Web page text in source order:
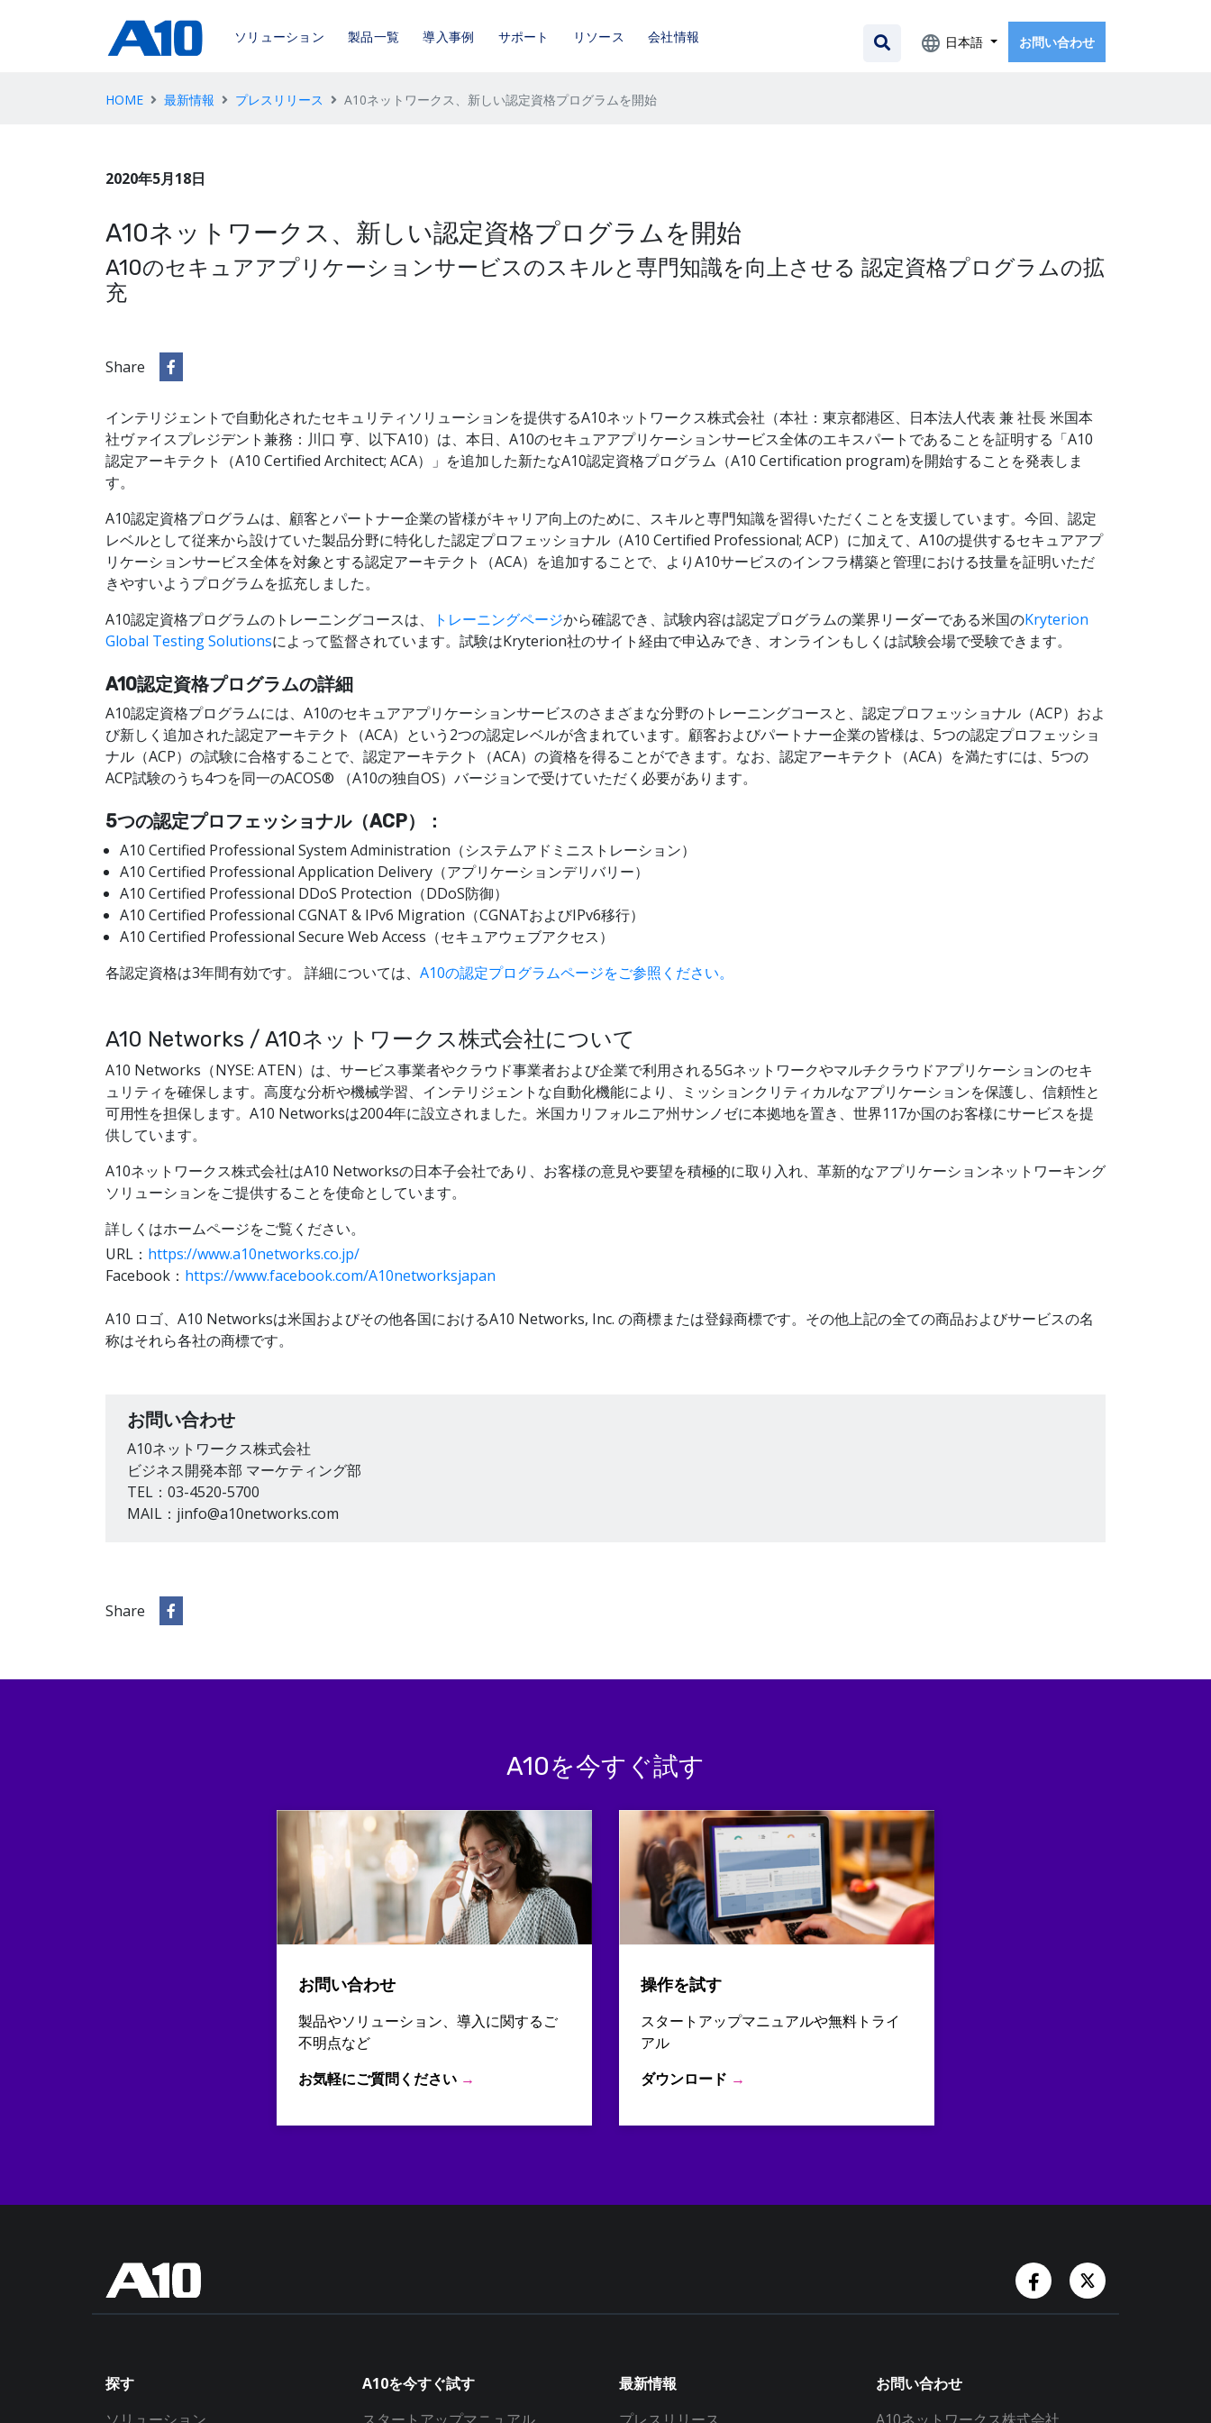
ソリューション 製品一覧 導入事例 サポート リソース 会社情報 日本語 お問い合わせ
HOME 最新情報 プレスリリース A10ネットワークス、新しい認定資格プログラムを開始
2020年5月18日
A10ネットワークス、新しい認定資格プログラムを開始
A10のセキュアアプリケーションサービスのスキルと専門知識を向上させる 認定資格プログラムの拡
充
Share
インテリジェントで自動化されたセキュリティソリューションを提供するA10ネットワークス株式会社（本社：東京都港区、日本法人代表 兼 社長 米国本
社ヴァイスプレジデント兼務：川口 亨、以下A10）は、本日、A10のセキュアアプリケーションサービス全体のエキスパートであることを証明する「A10
認定アーキテクト（A10 Certified Architect; ACA）」を追加した新たなA10認定資格プログラム（A10 Certification program)を開始することを発表しま
す。
A10認定資格プログラムは、顧客とパートナー企業の皆様がキャリア向上のために、スキルと専門知識を習得いただくことを支援しています。今回、認定
レベルとして従来から設けていた製品分野に特化した認定プロフェッショナル（A10 Certified Professional; ACP）に加えて、A10の提供するセキュアアプ
リケーションサービス全体を対象とする認定アーキテクト（ACA）を追加することで、よりA10サービスのインフラ構築と管理における技量を証明いただ
きやすいようプログラムを拡充しました。
A10認定資格プログラムのトレーニングコースは、
トレーニングページから確認でき、試験内容は認定プログラムの業界リーダーである米国のKryterion
Global Testing Solutionsによって監督されています。試験はKryterion社のサイト経由で申込みでき、オンラインもしくは試験会場で受験できます。
A10認定資格プログラムの詳細
A10認定資格プログラムには、A10のセキュアアプリケーションサービスのさまざまな分野のトレーニングコースと、認定プロフェッショナル（ACP）およ
び新しく追加された認定アーキテクト（ACA）という2つの認定レベルが含まれています。顧客およびパートナー企業の皆様は、5つの認定プロフェッショ
ナル（ACP）の試験に合格することで、認定アーキテクト（ACA）の資格を得ることができます。なお、認定アーキテクト（ACA）を満たすには、5つの
ACP試験のうち4つを同一のACOS® （A10の独自OS）バージョンで受けていただく必要があります。
5つの認定プロフェッショナル（ACP）：
A10 Certified Professional System Administration（システムアドミニストレーション）
A10 Certified Professional Application Delivery（アプリケーションデリバリー）
A10 Certified Professional DDoS Protection（DDoS防御）
A10 Certified Professional CGNAT & IPv6 Migration（CGNATおよびIPv6移行）
A10 Certified Professional Secure Web Access（セキュアウェブアクセス）
各認定資格は3年間有効です。 詳細については、 A10の認定プログラムページをご参照ください。
A10 Networks / A10ネットワークス株式会社について
A10 Networks（NYSE: ATEN）は、サービス事業者やクラウド事業者および企業で利用される5Gネットワークやマルチクラウドアプリケーションのセキ
ュリティを確保します。高度な分析や機械学習、インテリジェントな自動化機能により、ミッションクリティカルなアプリケーションを保護し、信頼性と
可用性を担保します。A10 Networksは2004年に設立されました。米国カリフォルニア州サンノゼに本拠地を置き、世界117か国のお客様にサービスを提
供しています。
A10ネットワークス株式会社はA10 Networksの日本子会社であり、お客様の意見や要望を積極的に取り入れ、革新的なアプリケーションネットワーキング
ソリューションをご提供することを使命としています。
詳しくはホームページをご覧ください。
URL： https://www.a10networks.co.jp/
Facebook： https://www.facebook.com/A10networksjapan
A10 ロゴ、A10 Networksは米国およびその他各国におけるA10 Networks, Inc. の商標または登録商標です。その他上記の全ての商品およびサービスの名
称はそれら各社の商標です。
お問い合わせ
A10ネットワークス株式会社
ビジネス開発本部 マーケティング部
TEL：03-4520-5700
MAIL：jinfo@a10networks.com
Share
A10を今すぐ試す
お問い合わせ
製品やソリューション、導入に関するご
不明点など
お気軽にご質問ください →
操作を試す
スタートアップマニュアルや無料トライ
アル
ダウンロード →
Facebook Account
Twitter Account
探す
A10を今すぐ試す
最新情報
お問い合わせ